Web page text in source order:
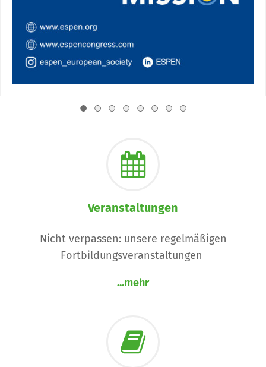
Veranstaltungen
Nicht verpassen: unsere regelmäßigen
Fortbildungsveranstaltungen
...mehr